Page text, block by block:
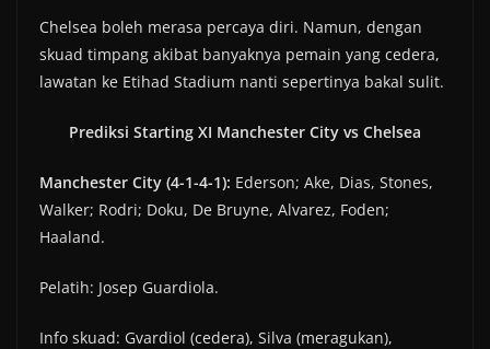
Chelsea boleh merasa percaya diri. Namun, dengan
skuad timpang akibat banyaknya pemain yang cedera,
lawatan ke Etihad Stadium nanti sepertinya bakal sulit.
Prediksi Starting XI Manchester City vs Chelsea
Manchester City (4-1-4-1): Ederson; Ake, Dias, Stones,
Walker; Rodri; Doku, De Bruyne, Alvarez, Foden;
Haaland.
Pelatih: Josep Guardiola.
Info skuad: Gvardiol (cedera), Silva (meragukan),